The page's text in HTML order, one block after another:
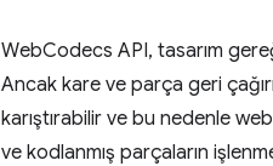
WebCodecs API, tasarım
Ancak kare ve parça geri
karıştırabilir ve bu nedenle
ve kodlanmış parçaların